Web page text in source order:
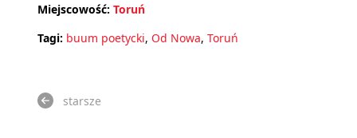
Miejscowość: Toruń
Tagi: buum poetycki, Od Nowa, Toruń
starsze